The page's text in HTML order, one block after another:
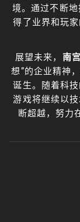
境。通过不断地
得了业界和玩
展望未来， 南
想”的企业精神
诞生。随着科
游戏将继续以
断超越，努力